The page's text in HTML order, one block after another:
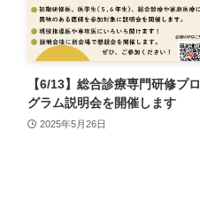
【6/13】総合診療専門研修プロ
グラム説明会を開催します
2025年5月26日